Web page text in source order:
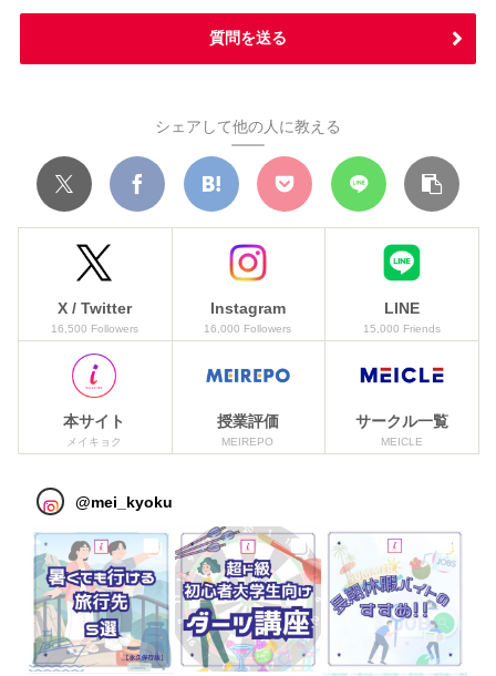
質問を送る
シェアして他の人に教える
X / Twitter
16,500 Followers
Instagram
16,000 Followers
LINE
15,000 Friends
本サイト
メイキョク
授業評価
MEIREPO
サークル一覧
MEICLE
@mei_kyoku